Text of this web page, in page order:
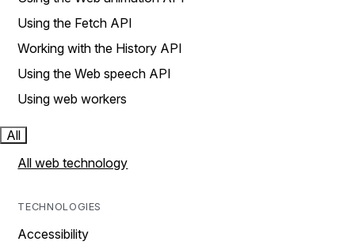
Using the Fetch API
Working with the History API
Using the Web speech API
Using web workers
All
All web technology
TECHNOLOGIES
Accessibility